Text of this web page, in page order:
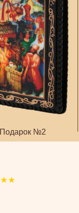
Подарок №2